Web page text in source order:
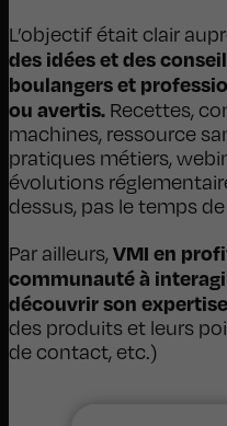
L’objectif était clair
des idées et des
boulangers et
ou avertis. Recettes,
machines, ressource
pratiques métiers,
évolutions
dessus, pas le temps de
Par ailleurs,VMI en
communauté à
découvrir son
des produits et leurs
de contact, etc.)